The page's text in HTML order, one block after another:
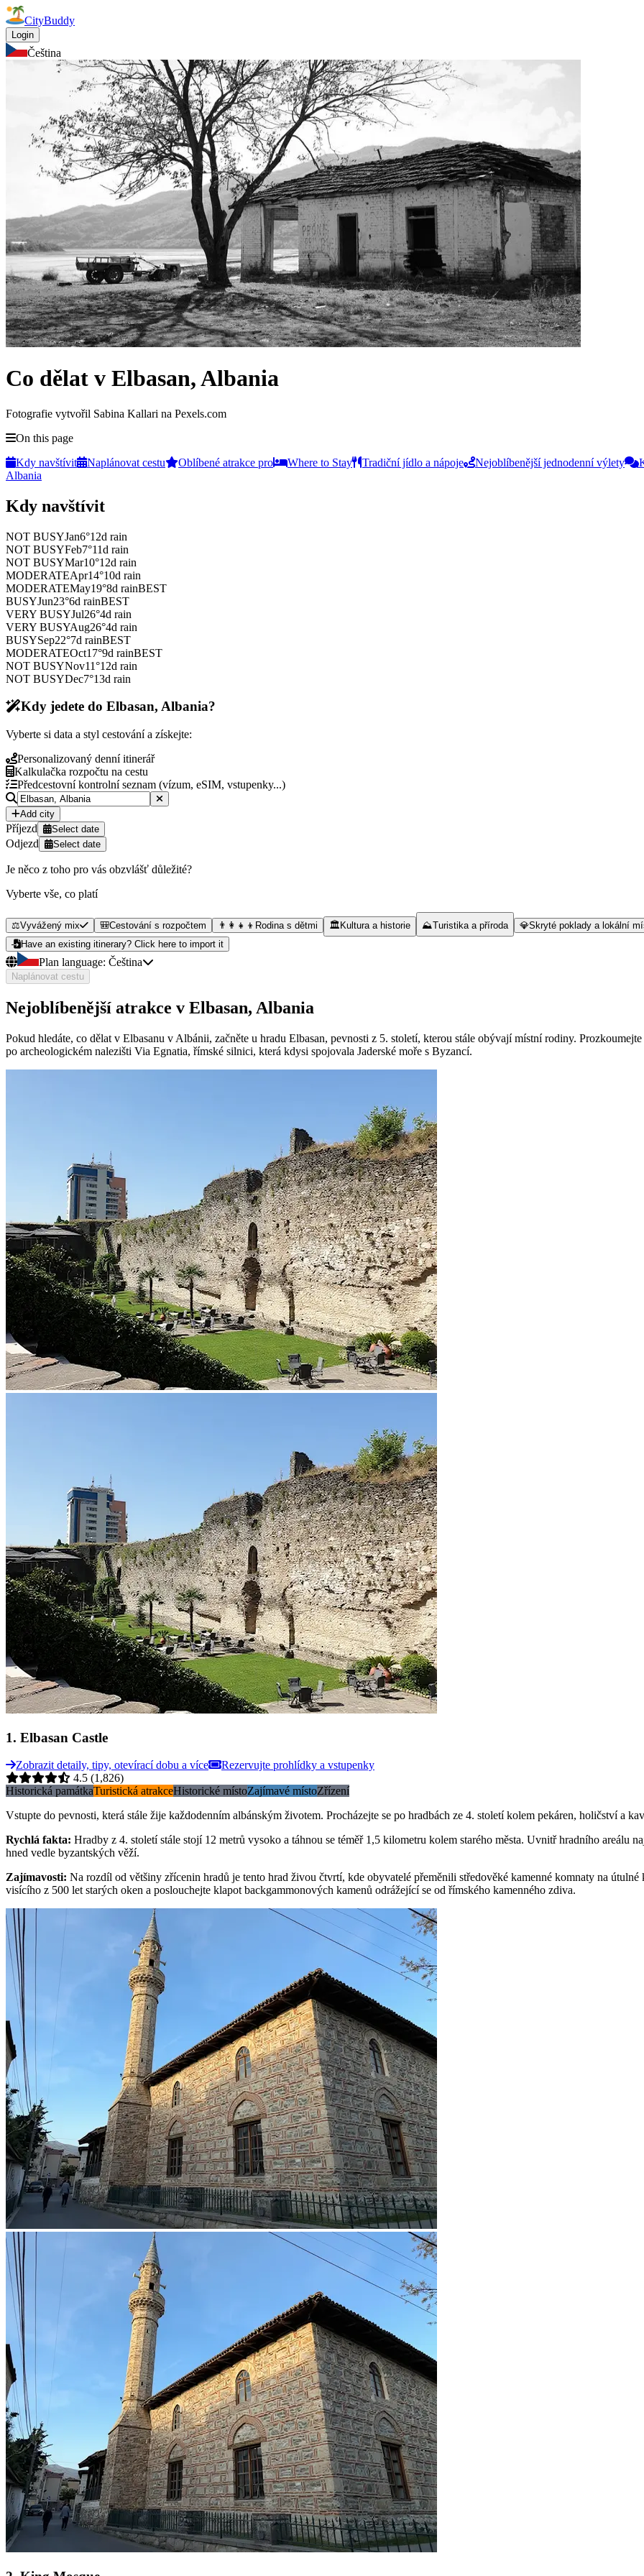
CityBuddy
Login
Čeština
Co dělat v Elbasan, Albania
Fotografie vytvořil Sabina Kallari na Pexels.com
On this page
Kdy navštívit
Naplánovat cestu Oblíbené atrakce pro Where to Stay Tradiční jídlo a nápoje Nejoblíbenější jednodenní výlety
Albania
Kdy navštívit
NOT BUSYJan6°12d rain
NOT BUSYFeb7°11d rain
NOT BUSYMar10°12d rain
MODERATEApr14°10d rain
MODERATEMay19°8d rainBEST
BUSYJun23°6d rainBEST
VERY BUSYJul26°4d rain
VERY BUSYAug26°4d rain
BUSYSep22°7d rainBEST
MODERATEOct17°9d rainBEST
NOT BUSYNov11°12d rain
NOT BUSYDec7°13d rain
Kdy jedete do Elbasan, Albania?
Vyberte si data a styl cestování a získejte:
Personalizovaný denní itinerář
Kalkulačka rozpočtu na cestu
Předcestovní kontrolní seznam (vízum, eSIM, vstupenky...)
Add city
Příjezd Select date
Odjezd Select date
Je něco z toho pro vás obzvlášť důležité?
Vyberte vše, co platí
⚖️Vyvážený mix 🎒Cestování s rozpočtem 👨‍👩‍👧‍👦 Rodina s dětmi 🏛️ Kultura a historie ⛰️Turistika a příroda 💎Skryté poklady a lokální
Have an existing itinerary? Click here to import it
Plan language: Čeština
Naplánovat cestu
Nejoblíbenější atrakce v Elbasan, Albania
Pokud hledáte, co dělat v Elbasanu v Albánii, začněte u hradu Elbasan, pevnosti z 5. století, kterou stále obývají místní rodiny.
po archeologickém nalezišti Via Egnatia, římské silnici, která kdysi spojovala Jaderské moře s Byzancí.
1. Elbasan Castle
Zobrazit detaily, tipy, otevírací dobu a více
Rezervujte prohlídky a vstupenky
4.5 (1,826)
Historická památkaTuristická atrakceHistorické místoZajímavé místoZřízení
Vstupte do pevnosti, která stále žije každodenním albánským životem. Procházejte se po hradbách ze 4. století kolem pekáren, holičství a
Rychlá fakta: Hradby z 4. století stále stojí 12 metrů vysoko a táhnou se téměř 1,5 kilometru kolem starého města. Uvnitř hradního areálu
hned vedle byzantských věží.
Zajímavosti: Na rozdíl od většiny zřícenin hradů je tento hrad živou čtvrtí, kde obyvatelé přeměnili středověké kamenné komnaty na
visícího z 500 let starých oken a poslouchejte klapot backgammonových kamenů odrážející se od římského kamenného zdiva.